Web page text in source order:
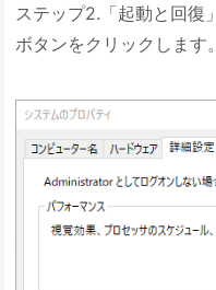
ステップ2.「起動と回復
ボタンをクリックします。